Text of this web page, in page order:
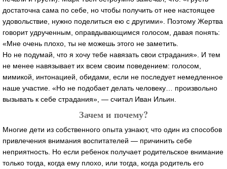
достаточна сама по себе, но чтобы получить от нее настоящее
удовольствие, нужно поделиться ею с другими». Поэтому Жертва
говорит удрученным, оправдывающимся голосом, давая понять:
«Мне очень плохо, ты не можешь этого не заметить.
Но не подумай, что я хочу тебе навязать свои страдания». И тем
не менее навязывает их всем своим поведением: голосом,
мимикой, интонацией, обидами, если не последует немедленное
наше участие. «Но не подобает делать человеку… произвольно
вызывать к себе страдания», — считал Иван Ильин.
Зачем и почему?
Многие дети из собственного опыта узнают, что один из способов
привлечения внимания воспитателей — причинить себе
неприятность. Но если ребенок получает родительское внимание
только тогда, когда ему плохо, или тогда, когда родитель его